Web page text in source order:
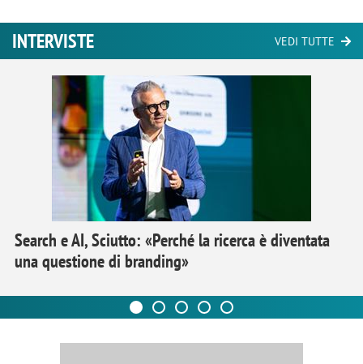
INTERVISTE VEDI TUTTE
Search e AI, Sciutto: «Perché la ricerca è diventata
una questione di branding»